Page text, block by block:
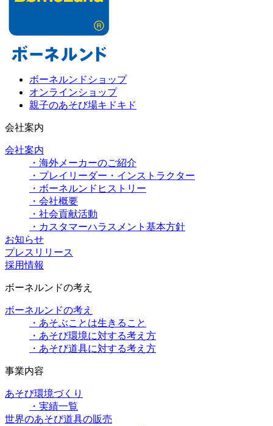
ボーネルンドショップ
オンラインショップ
親子のあそび場キドキド
会社案内
会社案内
・海外メーカーのご紹介
・プレイリーダー・インストラクター
・ボーネルンドヒストリー
・会社概要
・社会貢献活動
・カスタマーハラスメント基本方針
お知らせ
プレスリリース
採用情報
ボーネルンドの考え
ボーネルンドの考え
・あそぶことは生きること
・あそび環境に対する考え方
・あそび道具に対する考え方
事業内容
あそび環境づくり
・実績一覧
世界のあそび道具の販売